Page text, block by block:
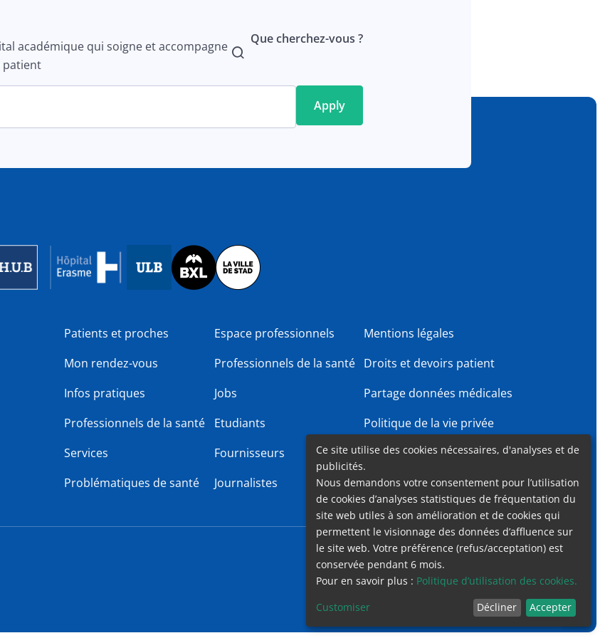
académique qui soigne et accompagne
patient
Que cherchez-vous ?
Image
Patients et proches
Mon rendez-vous
Infos pratiques
Professionnels de la santé
Services
Problématiques de santé
Espace professionnels
Professionnels de la santé
Jobs
Etudiants
Fournisseurs
Journalistes
Mentions légales
Droits et devoirs patient
Partage données médicales
Politique de la vie privée
Gender Equality Plan
AccessibilitéContact
Ce site utilise des cookies nécessaires, d'analyses et de
publicités.
Nous demandons votre consentement pour l’utilisation
de cookies d’analyses statistiques de fréquentation du
site web utiles à son amélioration et de cookies qui
permettent le visionnage des données d’affluence sur
le site web. Votre préférence (refus/acceptation) est
conservée pendant 6 mois.
Pour en savoir plus : Politique d’utilisation des cookies.
Customiser
Décliner Accepter